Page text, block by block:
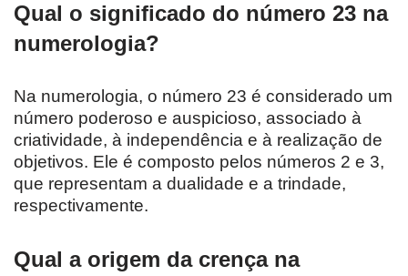
Qual o significado do número 23 na
numerologia?
Na numerologia, o número 23 é considerado um
número poderoso e auspicioso, associado à
criatividade, à independência e à realização de
objetivos. Ele é composto pelos números 2 e 3,
que representam a dualidade e a trindade,
respectivamente.
Qual a origem da crença na